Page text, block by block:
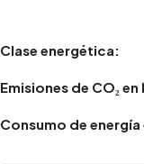
Clase energética:
Emisiones de CO₂
Consumo de energía